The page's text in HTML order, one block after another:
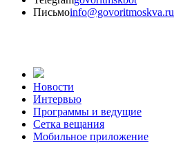
Письмоinfo@govoritmoskva.ru
Новости
Интервью
Программы и ведущие
Сетка вещания
Мобильное приложение